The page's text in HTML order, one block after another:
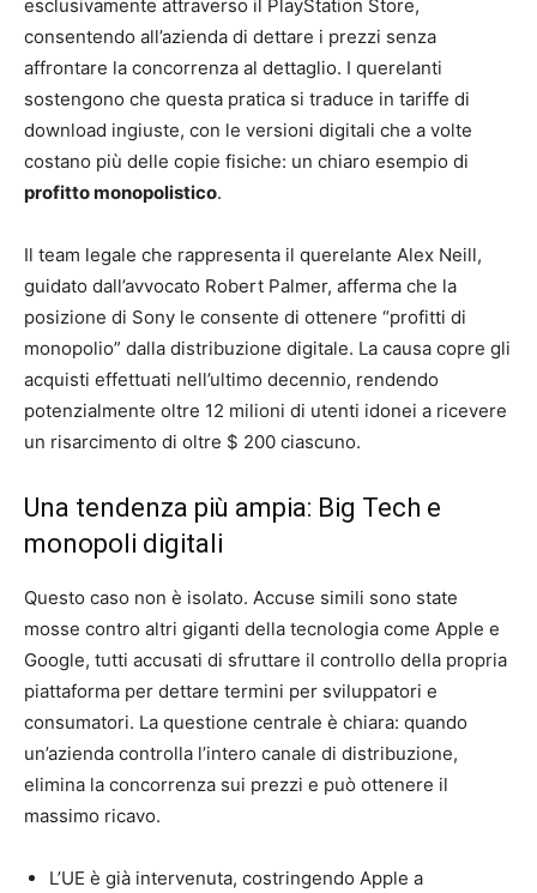
esclusivamente attraverso il PlayStation Store,
consentendo all’azienda di dettare i prezzi senza
affrontare la concorrenza al dettaglio. I querelanti
sostengono che questa pratica si traduce in tariffe di
download ingiuste, con le versioni digitali che a volte
costano più delle copie fisiche: un chiaro esempio di
profitto monopolistico.
Il team legale che rappresenta il querelante Alex Neill,
guidato dall’avvocato Robert Palmer, afferma che la
posizione di Sony le consente di ottenere “profitti di
monopolio” dalla distribuzione digitale. La causa copre gli
acquisti effettuati nell’ultimo decennio, rendendo
potenzialmente oltre 12 milioni di utenti idonei a ricevere
un risarcimento di oltre $ 200 ciascuno.
Una tendenza più ampia: Big Tech e
monopoli digitali
Questo caso non è isolato. Accuse simili sono state
mosse contro altri giganti della tecnologia come Apple e
Google, tutti accusati di sfruttare il controllo della propria
piattaforma per dettare termini per sviluppatori e
consumatori. La questione centrale è chiara: quando
un’azienda controlla l’intero canale di distribuzione,
elimina la concorrenza sui prezzi e può ottenere il
massimo ricavo.
L’UE è già intervenuta, costringendo Apple a